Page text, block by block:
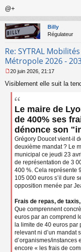
o
l
u
@+
Billy
Régulateur
Re: SYTRAL
Métropole 2026 -
e
s
20 juin 2026, 21:17
Visiblement elle suit la
Le maire de
de 400% ses
dénonce son
Grégory Doucet vient-il
deuxième mandat ? Le
municipal ce jeudi 23
de représentation de 3
400 %. Cela représente
105 000 euros s’il dure
opposition menée par
Frais de repas, de
Que comprennent
euros par an comprend
la limite de 40 euros par
relevant ni d’un mandat
d’organismes/instances
encore « les frais de